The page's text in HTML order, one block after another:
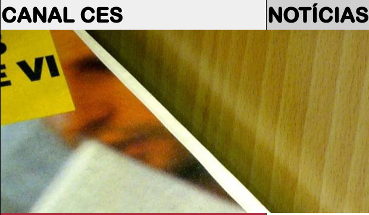
CANAL CES NOTÍCIAS